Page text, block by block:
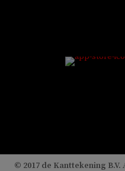
© 2017 de Kanttekening